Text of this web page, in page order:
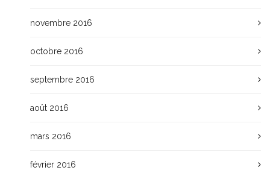
novembre 2016
octobre 2016
septembre 2016
août 2016
mars 2016
février 2016